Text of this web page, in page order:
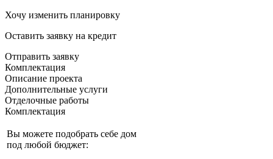
Хочу изменить планировку
Оставить заявку на кредит
Отправить заявку
Комплектация
Описание проекта
Дополнительные услуги
Отделочные работы
Комплектация
Вы можете подобрать себе дом
под любой бюджет: